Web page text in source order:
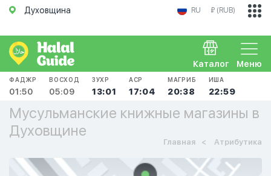
Духовщина RU ₽ (RUB)
Меню
Каталог
ФАДЖР
01:50
ВОСХОД
05:09
ЗУХР
13:01
АСР
17:04
МАГРИБ
20:38
ИША
22:59
Мусульманские книжные магазины в
Духовщине
Главная Атрибутика